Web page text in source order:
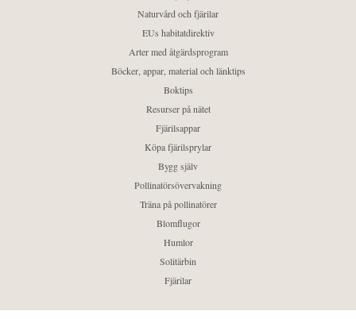
Naturvård och fjärilar
EUs habitatdirektiv
Arter med åtgärdsprogram
Böcker, appar, material och länktips
Boktips
Resurser på nätet
Fjärilsappar
Köpa fjärilsprylar
Bygg själv
Pollinatörsövervakning
Träna på pollinatörer
Blomflugor
Humlor
Solitärbin
Fjärilar